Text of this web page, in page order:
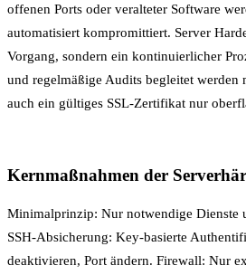
offenen Ports oder veralteter Software
automatisiert kompromittiert. Server
Vorgang, sondern ein kontinuierlicher
und regelmäßige Audits begleitet werden
auch ein gültiges SSL-Zertifikat nur
Kernmaßnahmen der
Minimalprinzip: Nur notwendige Dienste
SSH-Absicherung: Key-basierte
deaktivieren, Port ändern. Firewall: Nur